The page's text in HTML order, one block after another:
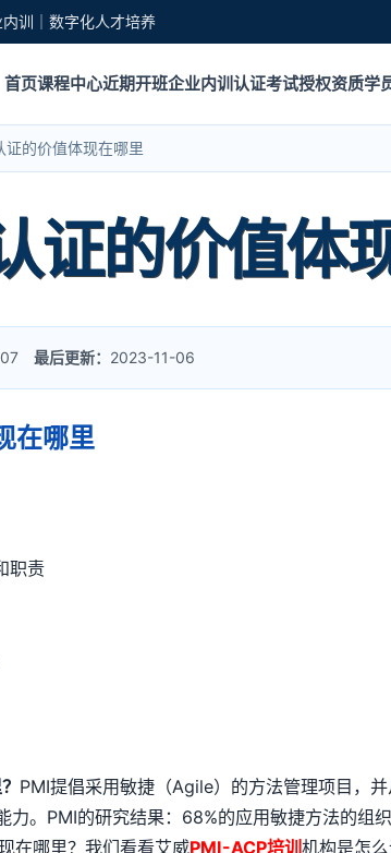
训｜数字化人才培养
首页课程中心近期开班企业内训认证考试授权资质学
证的价值体现在哪里
证的价值体
07最后更新： 2023-11-06
在哪里
职责
PMI提倡采用敏捷（Agile）的方法管理项目，
力。PMI的研究结果：68%的应用敏捷方法的
在哪里？我们看看艾威PMI-ACP培训机构是怎么